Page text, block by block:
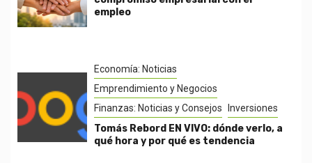
empleo
Economía: Noticias
Emprendimiento y Negocios
Finanzas: Noticias y Consejos
Inversiones
Tomás Rebord EN VIVO: dónde verlo, a
qué hora y por qué es tendencia